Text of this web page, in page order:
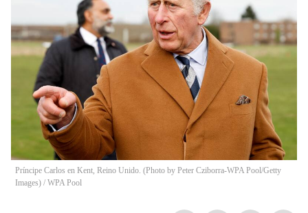
Príncipe Carlos en Kent, Reino Unido. (Photo by Peter Cziborra-WPA Pool/Getty
Images) / WPA Pool